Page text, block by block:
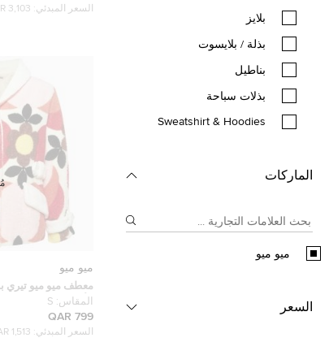
بلايز
بذلة / بلايسوت
بناطيل
بذلات سباحة
Sweatshirt & Hoodies
الماركات
ميو ميو
السعر
السعر المبدئي: 3,103 QAR
ميو ميو
معطف ميو ميو تيري
الألوان مقاس صغير
المقاس: S
799 QAR
السعر المبدئي: 1,513 QAR